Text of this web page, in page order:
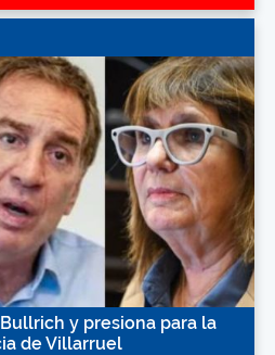
y presiona para la
de Villarruel